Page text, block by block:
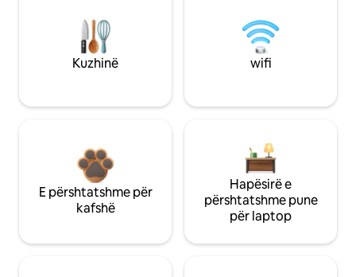
Kuzhinë wifi
E përshtatshme për
kafshë
Hapësirë e
përshtatshme pune
për laptop